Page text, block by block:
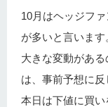
10月はヘッジフ
が多いと言います
大きな変動があ
は、事前予想に
本日は下値に買